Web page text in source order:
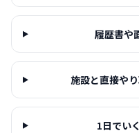
履歴書や
施設と直接や
1日でい